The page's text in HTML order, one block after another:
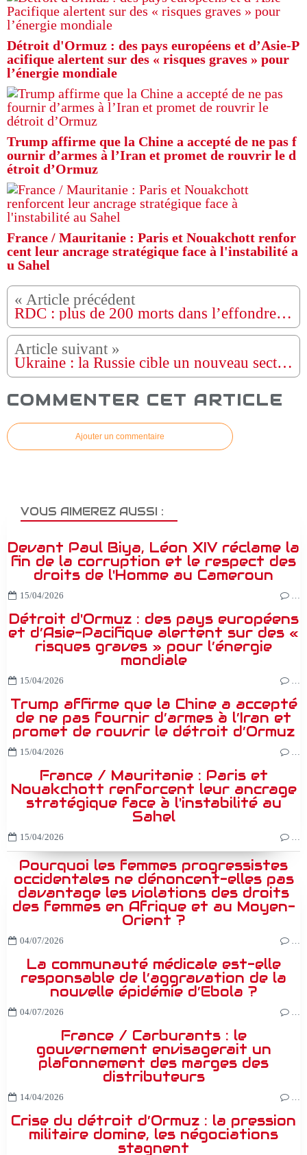
Détroit d'Ormuz : des pays européens et d’Asie-P
acifique alertent sur des « risques graves » pour
l’énergie mondiale
Trump affirme que la Chine a accepté de ne pas f
ournir d’armes à l’Iran et promet de rouvrir le d
étroit d’Ormuz
France / Mauritanie : Paris et Nouakchott renfor
cent leur ancrage stratégique face à l'instabilité a
u Sahel
RDC : plus de 200 morts dans l’effondrement d’une mine de coltan
Ukraine : la Russie cible un nouveau secteur qui peut faire mal
COMMENTER CET ARTICLE
Ajouter un commentaire
VOUS AIMEREZ AUSSI :
Devant Paul Biya, Léon XIV réclame la
fin de la corruption et le respect des
droits de l'Homme au Cameroun
15/04/2026 …
Détroit d'Ormuz : des pays européens
et d’Asie-Pacifique alertent sur des «
risques graves » pour l’énergie
mondiale
15/04/2026 …
Trump affirme que la Chine a accepté
de ne pas fournir d’armes à l’Iran et
promet de rouvrir le détroit d’Ormuz
15/04/2026 …
France / Mauritanie : Paris et
Nouakchott renforcent leur ancrage
stratégique face à l'instabilité au
Sahel
15/04/2026 …
Pourquoi les femmes progressistes
occidentales ne dénoncent-elles pas
davantage les violations des droits
des femmes en Afrique et au Moyen-
Orient ?
04/07/2026 …
La communauté médicale est-elle
responsable de l’aggravation de la
nouvelle épidémie d’Ebola ?
04/07/2026 …
France / Carburants : le
gouvernement envisagerait un
plafonnement des marges des
distributeurs
14/04/2026 …
Crise du détroit d’Ormuz : la pression
militaire domine, les négociations
stagnent